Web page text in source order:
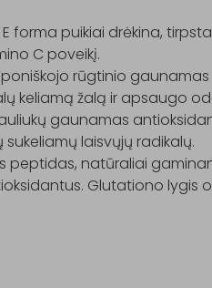
forma puikiai drėkina,
C poveikį.
rūgtinio gaunamas
keliamą žalą ir apsaugo
gaunamas
laisvųjų radikalų.
peptidas, natūraliai
Glutationo lygis